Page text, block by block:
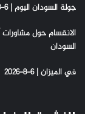
جولة السودان اليوم | 6-8-2026
الانقسام حول
السودان
في الميزان | 6-8-2026